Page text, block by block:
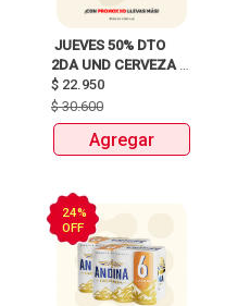
JUEVES 50% DTO
2DA UND CERVEZA
ANDINA, SOL,
HEINEKEN, MILLER, 3
CORDILLERAS
$ 22.950
$30.600
Agregar
24%
OFF